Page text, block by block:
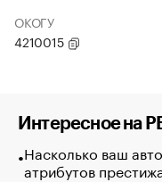
ОКОГУ
4210015
Интересное на
Насколько ваш
атрибутов